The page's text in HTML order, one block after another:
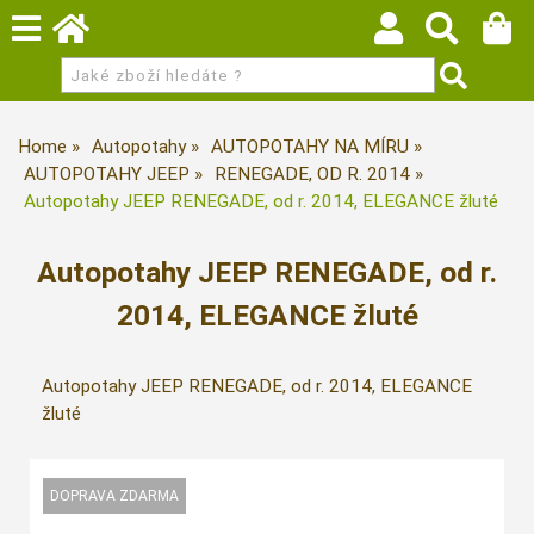
Home Autopotahy
AUTOPOTAHY NA MÍRU
AUTOPOTAHY JEEP
RENEGADE, OD R. 2014
Autopotahy JEEP RENEGADE, od r. 2014, ELEGANCE žluté
Autopotahy JEEP RENEGADE, od r.
2014, ELEGANCE žluté
Autopotahy JEEP RENEGADE, od r. 2014, ELEGANCE
žluté